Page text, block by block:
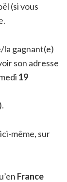
(si vous
la gagnant(e)
son adresse
19
même, sur
France